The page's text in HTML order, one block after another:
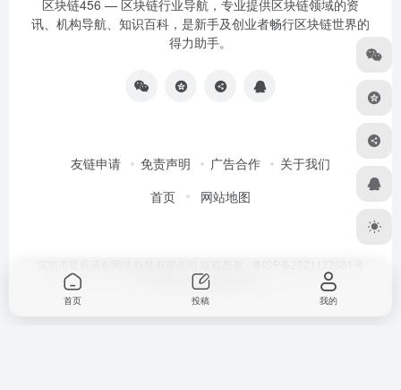
区块链456 — 区块链行业导航，专业提供区块链领域的资
讯、机构导航、知识百科，是新手及创业者畅行区块链世界的
得力助手。
友链申请 免责声明 广告合作
关于我们
首页
网站地图
Designed by区块链456
首页 投稿 我的